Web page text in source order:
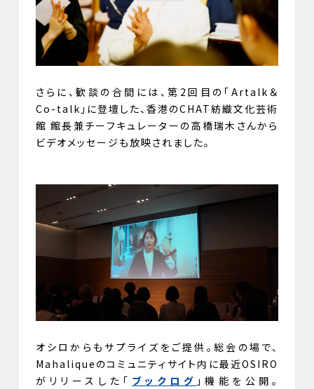
さらに、歓談の合間には、第2回目の「Artalk＆
Co-talk」に登壇した、香港のCHAT紡織文化芸術
館 館長兼チーフキュレーターの高橋瑞木さんから
ビデオメッセージも放映されました。
オシロからもサプライズをご提供。総会の場で、
Mahaliqueのコミュニティサイト内に最近OSIRO
がリリースした「 ブックログ 」機能を公開。